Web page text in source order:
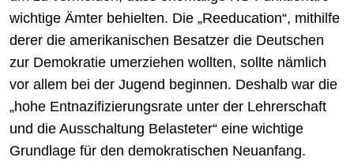
wichtige Ämter behielten. Die „Reeducation“, mithilfe
derer die amerikanischen Besatzer die Deutschen
zur Demokratie umerziehen wollten, sollte nämlich
vor allem bei der Jugend beginnen. Deshalb war die
„hohe Entnazifizierungsrate unter der Lehrerschaft
und die Ausschaltung Belasteter“ eine wichtige
Grundlage für den demokratischen Neuanfang.